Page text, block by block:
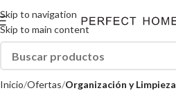
Skip to navigation
Skip to main content
Inicio Ofertas Organización y Limpieza